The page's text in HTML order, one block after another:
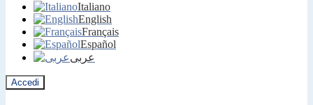
Italiano
English
Français
Español
عربى
Accedi